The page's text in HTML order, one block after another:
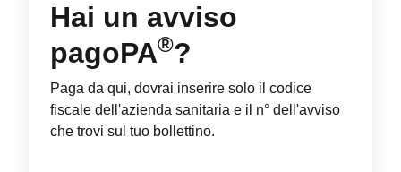
Hai un avviso
pagoPA®?
Paga da qui, dovrai inserire solo il codice
fiscale dell'azienda sanitaria e il n° dell'avviso
che trovi sul tuo bollettino.